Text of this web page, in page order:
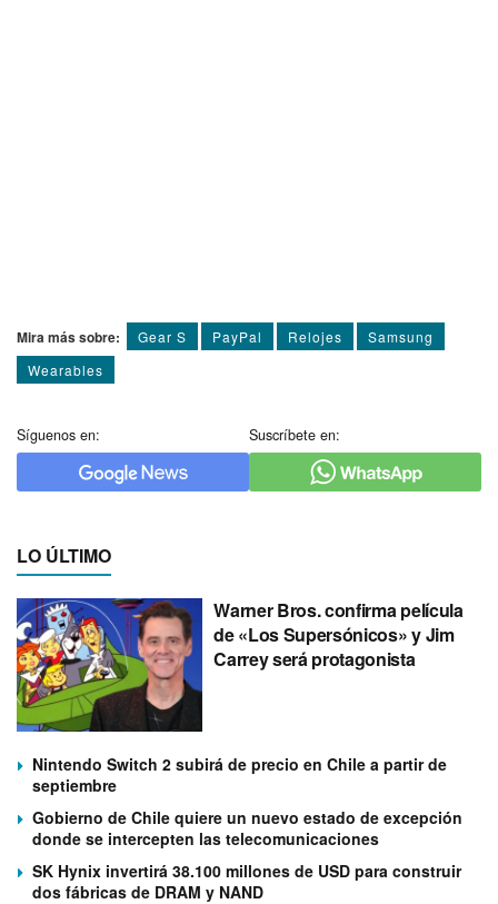
Mira más sobre: Gear S PayPal Relojes
Samsung
Wearables
Síguenos en: Suscríbete en:
LO ÚLTIMO
Warner Bros. confirma película
de «Los Supersónicos» y Jim
Carrey será protagonista
Nintendo Switch 2 subirá de precio en Chile a partir de
septiembre
Gobierno de Chile quiere un nuevo estado de excepción
donde se intercepten las telecomunicaciones
SK Hynix invertirá 38.100 millones de USD para construir
dos fábricas de DRAM y NAND